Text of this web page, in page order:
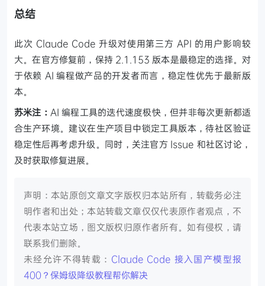
总结
此次 Claude Code 升级对使用第三方 API 的用户影响较
大。在官方修复前，保持 2.1.153 版本是最稳定的选择。对
于依赖 AI 编程做产品的开发者而言，稳定性优先于最新版
本。
苏米注： AI 编程工具的迭代速度极快，但并非每次更新都适
合生产环境。建议在生产项目中锁定工具版本，待社区验证
稳定性后再考虑升级。同时，关注官方 Issue 和社区讨论，
及时获取修复进展。
声明：本站原创文章文字版权归本站所有，转载务必注
明作者和出处；本站转载文章仅仅代表原作者观点，不
代表本站立场，图文版权归原作者所有。如有侵权，请
联系我们删除。
未经允许不得转载： Claude Code 接入国产模型报
400？保姆级降级教程帮你解决